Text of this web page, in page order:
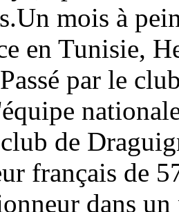
mois à
en Tunisie,
par le
de
français de
dans